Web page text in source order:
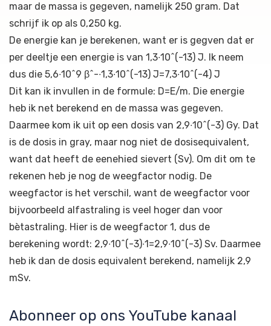
maar de massa is gegeven, namelijk 250 gram. Dat
schrijf ik op als 0,250 kg.
De energie kan je berekenen, want er is gegven dat er
per deeltje een energie is van 1,3∙10^(-13) J. Ik neem
dus die 5,6∙10^9 β^-∙1,3∙10^(-13) J=7,3∙10^(-4) J
Dit kan ik invullen in de formule: D=E/m. Die energie
heb ik net berekend en de massa was gegeven.
Daarmee kom ik uit op een dosis van 2,9∙10^(-3) Gy. Dat
is de dosis in gray, maar nog niet de dosisequivalent,
want dat heeft de eenehied sievert (Sv). Om dit om te
rekenen heb je nog de weegfactor nodig. De
weegfactor is het verschil, want de weegfactor voor
bijvoorbeeld alfastraling is veel hoger dan voor
bètastraling. Hier is de weegfactor 1, dus de
berekening wordt: 2,9∙10^(-3)∙1=2,9∙10^(-3) Sv. Daarmee
heb ik dan de dosis equivalent berekend, namelijk 2,9
mSv.
Abonneer op ons YouTube kanaal